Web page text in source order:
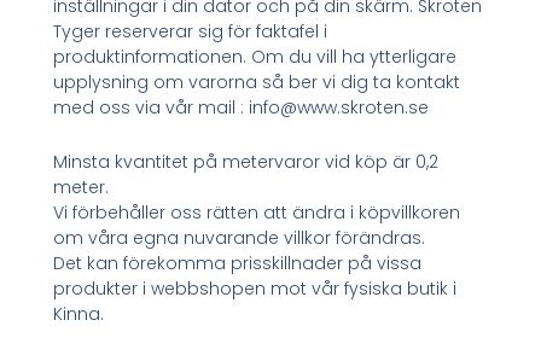
inställningar i din dator och på din skärm. Skroten
Tyger reserverar sig för faktafel i
produktinformationen. Om du vill ha ytterligare
upplysning om varorna så ber vi dig ta kontakt
med oss via vår mail : info@www.skroten.se
Minsta kvantitet på metervaror vid köp är 0,2
meter.
Vi förbehåller oss rätten att ändra i köpvillkoren
om våra egna nuvarande villkor förändras.
Det kan förekomma prisskillnader på vissa
produkter i webbshopen mot vår fysiska butik i
Kinna.